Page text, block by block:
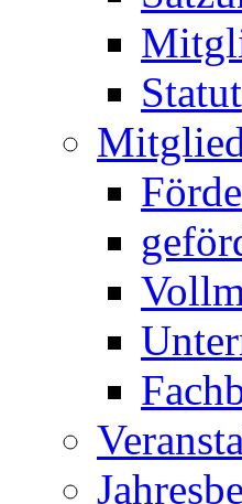
Statut